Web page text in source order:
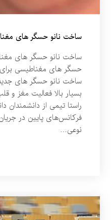
ساخت نانو حسگر‌ های
ساخت نانو حسگر‌ های
حسگر‌ های مغناطیسی
ساخت نانو حسگر‌ های
بسیار بالا فعالیت مغز و
راستا تیمی از دانشمندان
فرکانس‌های پایین در
نوعی…